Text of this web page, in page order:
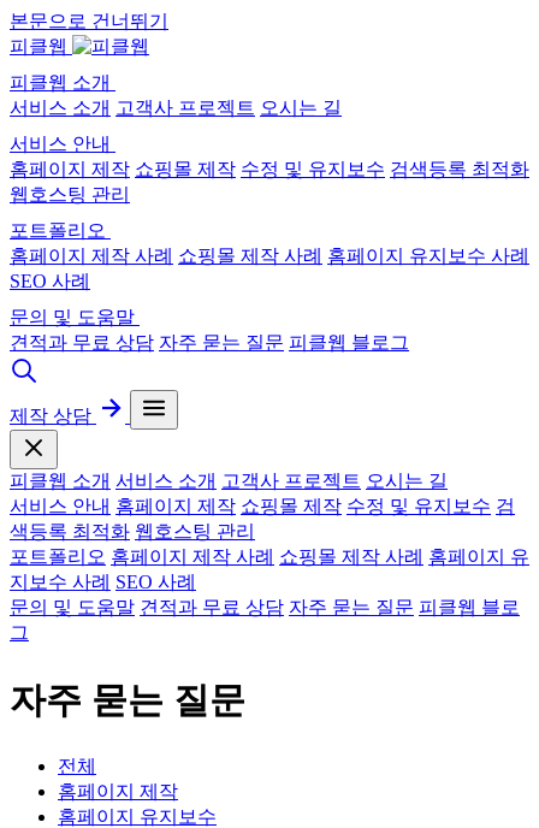
본문으로 건너뛰기
피클웹
피클웹 소개
서비스 소개 고객사 프로젝트 오시는 길
서비스 안내
홈페이지 제작 쇼핑몰 제작 수정 및 유지보수 검색등록 최적화
웹호스팅 관리
포트폴리오
홈페이지 제작 사례 쇼핑몰 제작 사례 홈페이지 유지보수 사례
SEO 사례
문의 및 도움말
견적과 무료 상담 자주 묻는 질문 피클웹 블로그
제작 상담
피클웹 소개 서비스 소개 고객사 프로젝트 오시는 길
서비스 안내 홈페이지 제작 쇼핑몰 제작 수정 및 유지보수 검
색등록 최적화 웹호스팅 관리
포트폴리오 홈페이지 제작 사례 쇼핑몰 제작 사례 홈페이지 유
지보수 사례 SEO 사례
문의 및 도움말 견적과 무료 상담 자주 묻는 질문 피클웹 블로
그
자주 묻는 질문
전체
홈페이지 제작
홈페이지 유지보수